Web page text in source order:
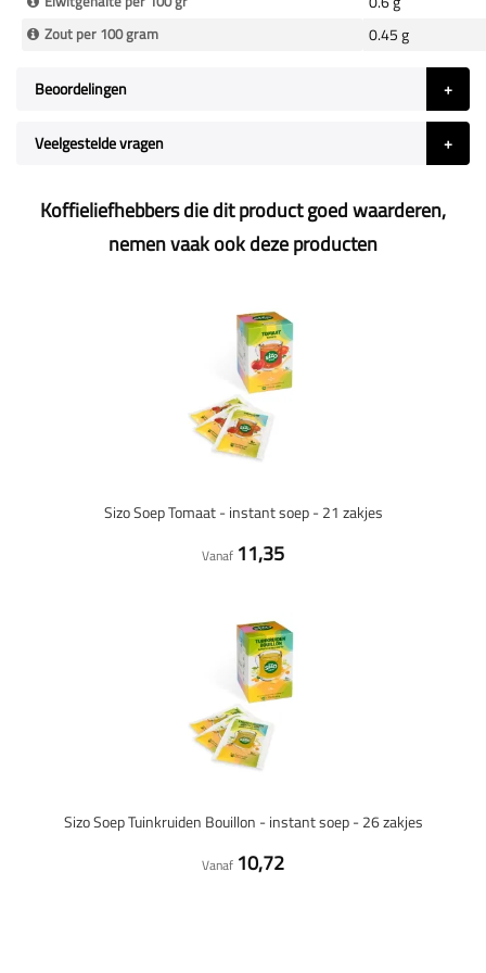
Zout per 100 gram 0.45 g
Beoordelingen
Veelgestelde vragen
Koffieliefhebbers die dit product goed waarderen,
nemen vaak ook deze producten
Sizo Soep Tomaat - instant soep - 21 zakjes
Vanaf 11,35
Sizo Soep Tuinkruiden Bouillon - instant soep - 26 zakjes
Vanaf 10,72